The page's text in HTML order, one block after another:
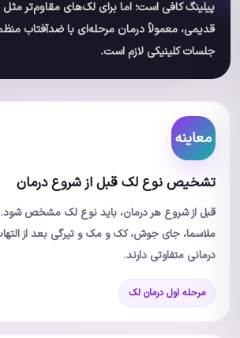
پیلینگ کافی است؛ اما برای لک‌های مقاوم‌تر مثل
قدیمی، معمولاً درمان مرحله‌ای با ضدآفتاب
جلسات کلینیکی لازم است.
معاینه
تشخیص نوع لک قبل از شروع درمان
قبل از شروع هر درمان، باید نوع لک مشخص شود.
ملاسما، جای جوش، کک و مک و تیرگی بعد از
درمانی متفاوتی دارند.
مرحله اول درمان لک